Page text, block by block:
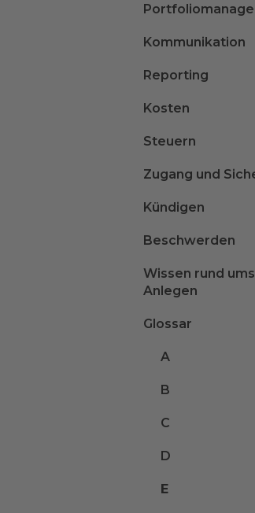
Kommunikation
Reporting
Kosten
Steuern
Zugang und
Kündigen
Beschwerden
Wissen rund ums
Anlegen
Glossar
A
B
C
D
E